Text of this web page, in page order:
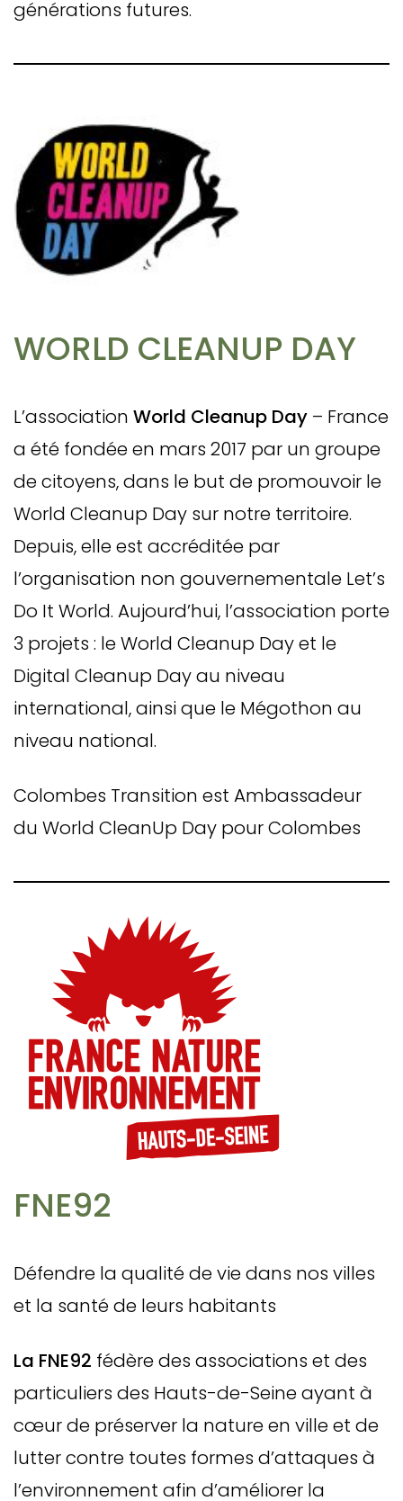
générations futures.
WORLD CLEANUP DAY
L’association World Cleanup Day – France
a été fondée en mars 2017 par un groupe
de citoyens, dans le but de promouvoir le
World Cleanup Day sur notre territoire.
Depuis, elle est accréditée par
l’organisation non gouvernementale Let’s
Do It World. Aujourd’hui, l’association porte
3 projets : le World Cleanup Day et le
Digital Cleanup Day au niveau
international, ainsi que le Mégothon au
niveau national.
Colombes Transition est Ambassadeur
du World CleanUp Day pour Colombes
FNE92
Défendre la qualité de vie dans nos villes
et la santé de leurs habitants
La FNE92 fédère des associations et des
particuliers des Hauts-de-Seine ayant à
cœur de préserver la nature en ville et de
lutter contre toutes formes d’attaques à
l’environnement afin d’améliorer la